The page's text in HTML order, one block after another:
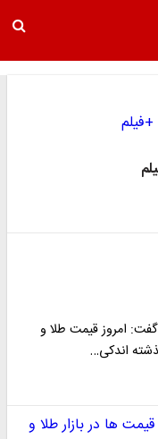
امروز قیمت طلا و
اندکی…